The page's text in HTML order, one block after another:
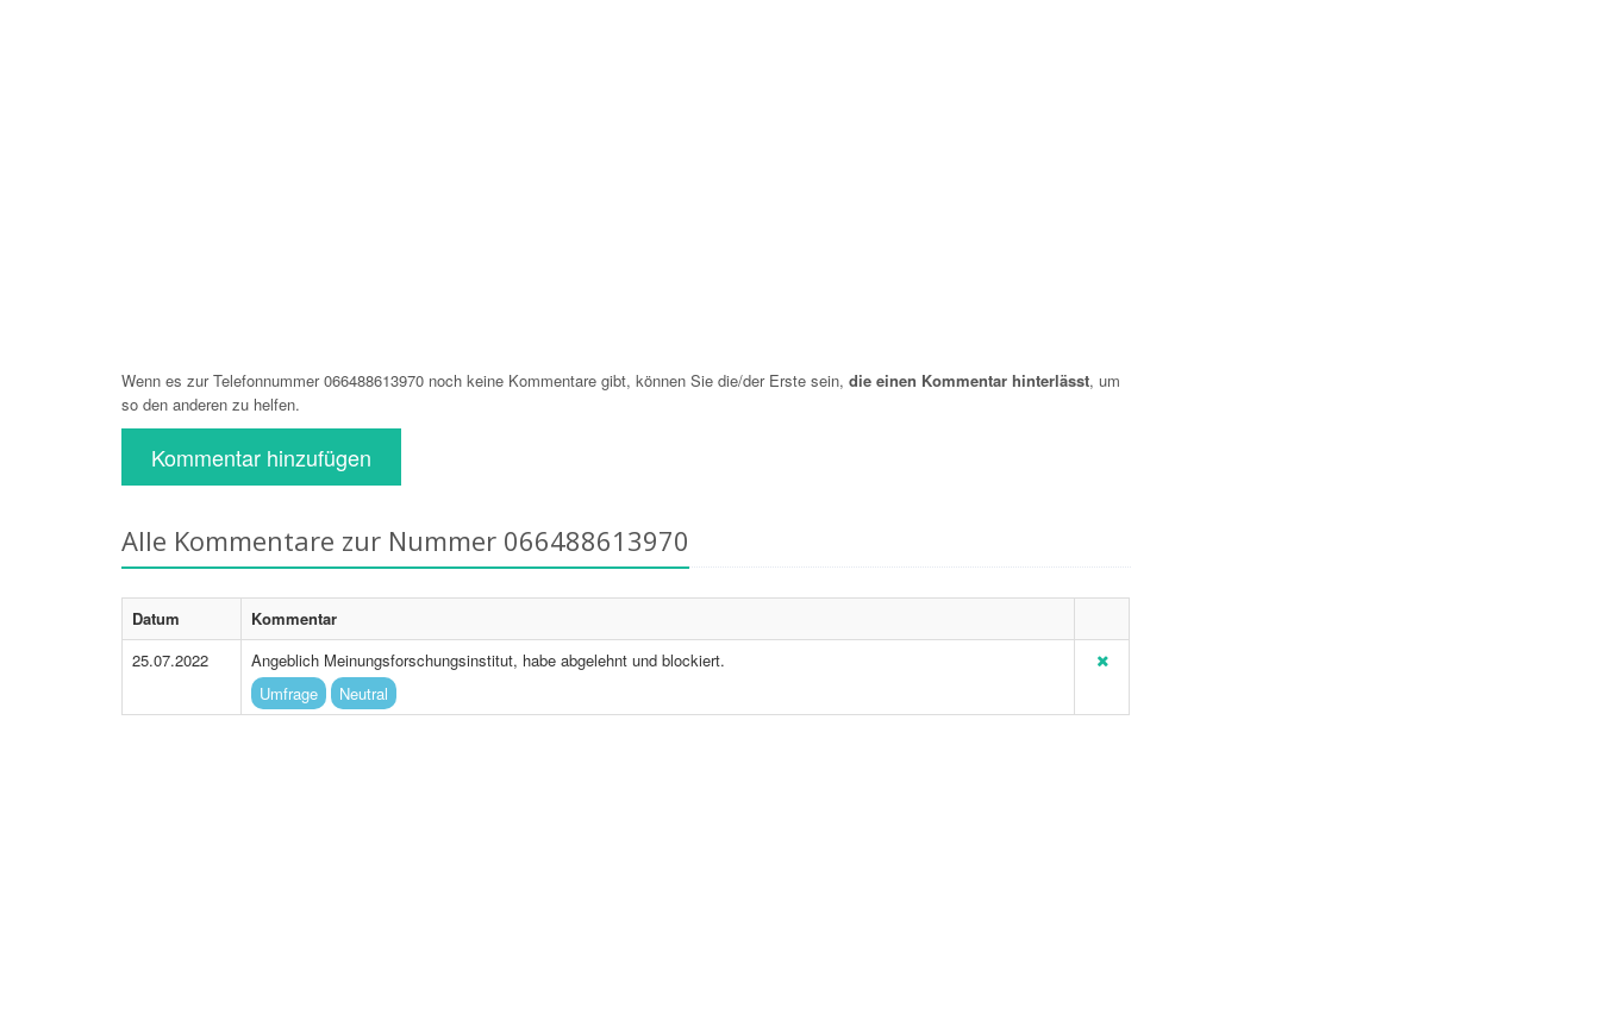
Wenn es zur Telefonnummer 066488613970 noch keine Kommentare gibt, können Sie die/der Erste sein, die einen Kommentar hinterlässt, um
so den anderen zu helfen.
Kommentar hinzufügen
Alle Kommentare zur Nummer 066488613970
Datum
Kommentar
25.07.2022
Angeblich Meinungsforschungsinstitut, habe abgelehnt und blockiert.
Umfrage
Neutral